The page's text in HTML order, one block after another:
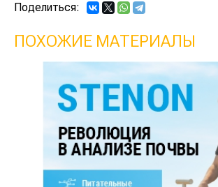
Поделиться:
ПОХОЖИЕ МАТЕРИАЛЫ